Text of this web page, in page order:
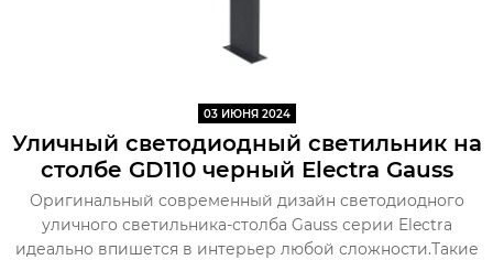
03 ИЮНЯ 2024
Уличный светодиодный светильник на
столбе GD110 черный Electra Gauss
Оригинальный современный дизайн светодиодного
уличного светильника-столба Gauss серии Electra
идеально впишется в интерьер любой сложности.Такие